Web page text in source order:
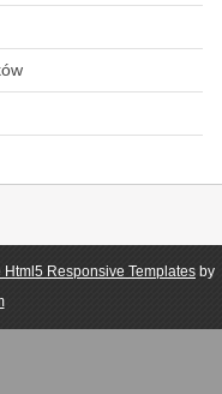
Html5 Responsive Templates by